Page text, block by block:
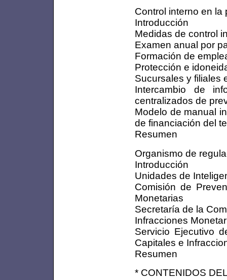
Control interno en
Introducción
Medidas de control
Examen anual por
Formación de
Protección e
Sucursales y filiales
Intercambio de
centralizados de
Modelo de manual
de financiación del
Resumen
Organismo de
Introducción
Unidades de
Comisión de
Monetarias
Secretaría de la
Infracciones
Servicio Ejecutivo
Capitales e
Resumen
* CONTENIDOS